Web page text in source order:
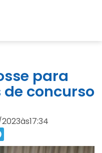
para
concurso
às17:34